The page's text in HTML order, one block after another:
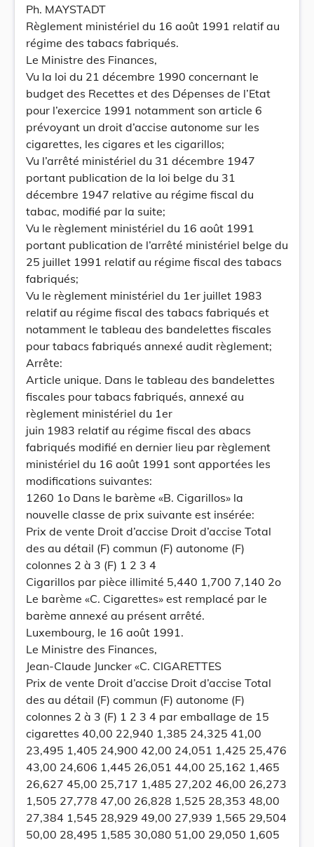
Ph. MAYSTADT
Règlement ministériel du 16 août 1991 relatif au
régime des tabacs fabriqués.
Le Ministre des Finances,
Vu la loi du 21 décembre 1990 concernant le
budget des Recettes et des Dépenses de l’Etat
pour l’exercice 1991 notamment son article 6
prévoyant un droit d’accise autonome sur les
cigarettes, les cigares et les cigarillos;
Vu l’arrêté ministériel du 31 décembre 1947
portant publication de la loi belge du 31
décembre 1947 relative au régime fiscal du
tabac, modifié par la suite;
Vu le règlement ministériel du 16 août 1991
portant publication de l’arrêté ministériel belge du
25 juillet 1991 relatif au régime fiscal des tabacs
fabriqués;
Vu le règlement ministériel du 1er juillet 1983
relatif au régime fiscal des tabacs fabriqués et
notamment le tableau des bandelettes fiscales
pour tabacs fabriqués annexé audit règlement;
Arrête:
Article unique. Dans le tableau des bandelettes
fiscales pour tabacs fabriqués, annexé au
règlement ministériel du 1er
juin 1983 relatif au régime fiscal des abacs
fabriqués modifié en dernier lieu par règlement
ministériel du 16 août 1991 sont apportées les
modifications suivantes:
1260 1o Dans le barème «B. Cigarillos» la
nouvelle classe de prix suivante est insérée:
Prix de vente Droit d’accise Droit d’accise Total
des au détail (F) commun (F) autonome (F)
colonnes 2 à 3 (F) 1 2 3 4
Cigarillos par pièce illimité 5,440 1,700 7,140 2o
Le barème «C. Cigarettes» est remplacé par le
barème annexé au présent arrêté.
Luxembourg, le 16 août 1991.
Le Ministre des Finances,
Jean-Claude Juncker «C. CIGARETTES
Prix de vente Droit d’accise Droit d’accise Total
des au détail (F) commun (F) autonome (F)
colonnes 2 à 3 (F) 1 2 3 4 par emballage de 15
cigarettes 40,00 22,940 1,385 24,325 41,00
23,495 1,405 24,900 42,00 24,051 1,425 25,476
43,00 24,606 1,445 26,051 44,00 25,162 1,465
26,627 45,00 25,717 1,485 27,202 46,00 26,273
1,505 27,778 47,00 26,828 1,525 28,353 48,00
27,384 1,545 28,929 49,00 27,939 1,565 29,504
50,00 28,495 1,585 30,080 51,00 29,050 1,605